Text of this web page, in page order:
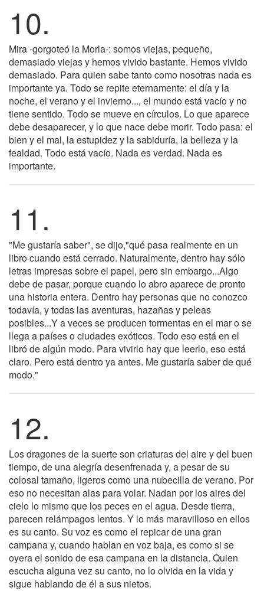
10.
Mira -gorgoteó la Morla-: somos viejas, pequeño,
demasiado viejas y hemos vivido bastante. Hemos vivido
demasiado. Para quien sabe tanto como nosotras nada es
importante ya. Todo se repite eternamente: el día y la
noche, el verano y el invierno..., el mundo está vacío y no
tiene sentido. Todo se mueve en círculos. Lo que aparece
debe desaparecer, y lo que nace debe morir. Todo pasa: el
bien y el mal, la estupidez y la sabiduría, la belleza y la
fealdad. Todo está vacío. Nada es verdad. Nada es
importante.
11.
"Me gustaría saber", se dijo,"qué pasa realmente en un
libro cuando está cerrado. Naturalmente, dentro hay sólo
letras impresas sobre el papel, pero sin embargo...Algo
debe de pasar, porque cuando lo abro aparece de pronto
una historia entera. Dentro hay personas que no conozco
todavía, y todas las aventuras, hazañas y peleas
posibles...Y a veces se producen tormentas en el mar o se
llega a países o ciudades exóticos. Todo eso está en el
libró de algún modo. Para vivirlo hay que leerlo, eso está
claro. Pero está dentro ya antes. Me gustaría saber de qué
modo."
12.
Los dragones de la suerte son criaturas del aire y del buen
tiempo, de una alegría desenfrenada y, a pesar de su
colosal tamaño, ligeros como una nubecilla de verano. Por
eso no necesitan alas para volar. Nadan por los aires del
cielo lo mismo que los peces en el agua. Desde tierra,
parecen relámpagos lentos. Y lo más maravilloso en ellos
es su canto. Su voz es como el repicar de una gran
campana y, cuando hablan en voz baja, es como si se
oyera el sonido de esa campana en la distancia. Quien
escucha alguna vez su canto, no lo olvida en la vida y
sigue hablando de él a sus nietos.